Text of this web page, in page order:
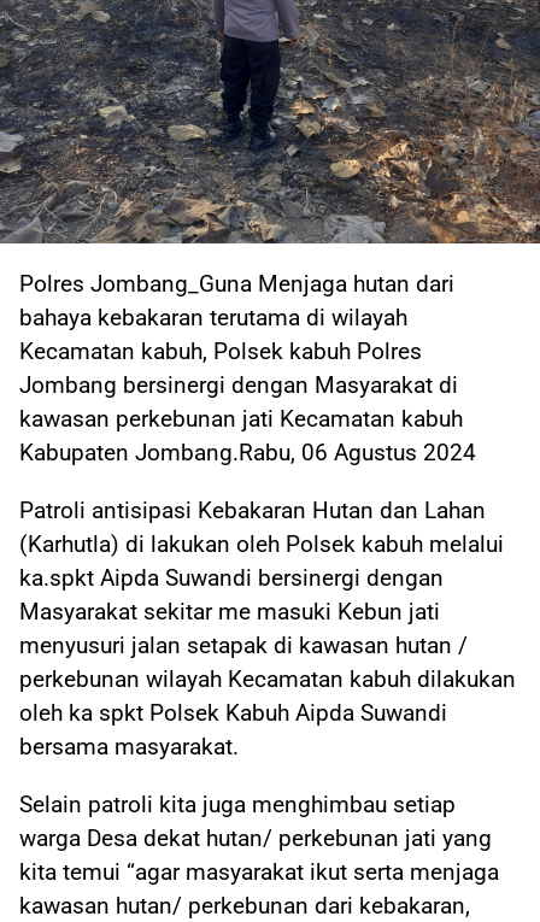
Polres Jombang_Guna Menjaga hutan dari
bahaya kebakaran terutama di wilayah
Kecamatan kabuh, Polsek kabuh Polres
Jombang bersinergi dengan Masyarakat di
kawasan perkebunan jati Kecamatan kabuh
Kabupaten Jombang.Rabu, 06 Agustus 2024
Patroli antisipasi Kebakaran Hutan dan Lahan
(Karhutla) di lakukan oleh Polsek kabuh melalui
ka.spkt Aipda Suwandi bersinergi dengan
Masyarakat sekitar me masuki Kebun jati
menyusuri jalan setapak di kawasan hutan /
perkebunan wilayah Kecamatan kabuh dilakukan
oleh ka spkt Polsek Kabuh Aipda Suwandi
bersama masyarakat.
Selain patroli kita juga menghimbau setiap
warga Desa dekat hutan/ perkebunan jati yang
kita temui “agar masyarakat ikut serta menjaga
kawasan hutan/ perkebunan dari kebakaran,